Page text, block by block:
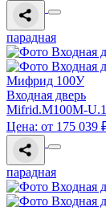
парадная
Мифрид 100У
Входная дверь
Mifrid.M100M-U.1
Цена: от 175 039
парадная